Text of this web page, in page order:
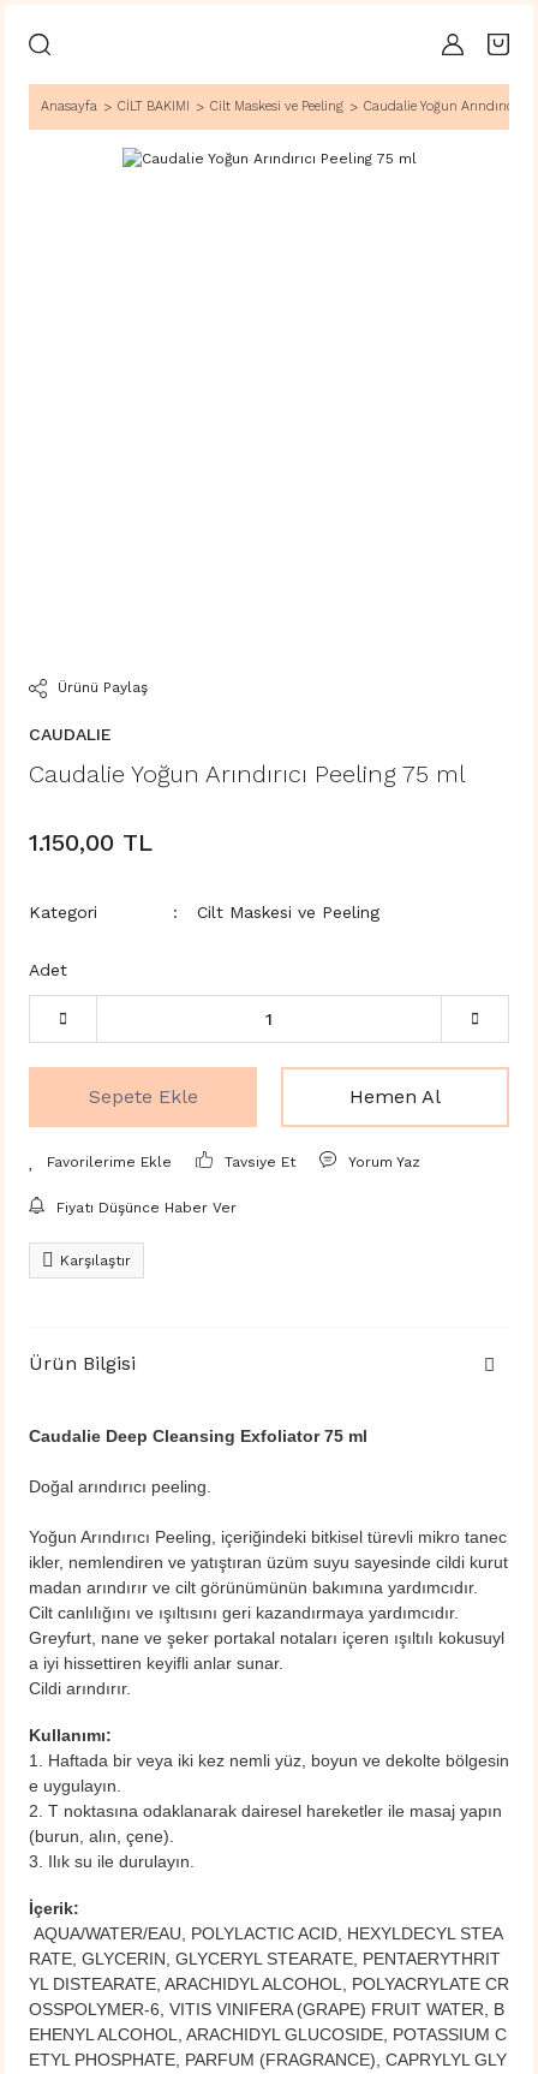
Anasayfa CİLT BAKIMI Cilt Maskesi ve Peeling Caudalie Yoğun Arındırıcı
Ürünü Paylaş
CAUDALIE
Caudalie Yoğun Arındırıcı Peeling 75 ml
1.150,00 TL
Kategori Cilt Maskesi ve Peeling
Adet
Sepete Ekle Hemen Al
Tavsiye Et Yorum Yaz
Fiyatı Düşünce Haber Ver
Karşılaştır
Ürün Bilgisi
Caudalie Deep Cleansing Exfoliator 75 ml
Doğal arındırıcı peeling.
Yoğun Arındırıcı Peeling, içeriğindeki bitkisel türevli mikro tanec
ikler, nemlendiren ve yatıştıran üzüm suyu sayesinde cildi kurut
madan arındırır ve cilt görünümünün bakımına yardımcıdır.
Cilt canlılığını ve ışıltısını geri kazandırmaya yardımcıdır.
Greyfurt, nane ve şeker portakal notaları içeren ışıltılı kokusuyl
a iyi hissettiren keyifli anlar sunar.
Cildi arındırır.
Kullanımı:
1. Haftada bir veya iki kez nemli yüz, boyun ve dekolte bölgesin
e uygulayın.
2. T noktasına odaklanarak dairesel hareketler ile masaj yapın
(burun, alın, çene).
3. Ilık su ile durulayın.
İçerik:
AQUA/WATER/EAU, POLYLACTIC ACID, HEXYLDECYL STEA
RATE, GLYCERIN, GLYCERYL STEARATE, PENTAERYTHRIT
YL DISTEARATE, ARACHIDYL ALCOHOL, POLYACRYLATE CR
OSSPOLYMER-6, VITIS VINIFERA (GRAPE) FRUIT WATER, B
EHENYL ALCOHOL, ARACHIDYL GLUCOSIDE, POTASSIUM C
ETYL PHOSPHATE, PARFUM (FRAGRANCE), CAPRYLYL GLY